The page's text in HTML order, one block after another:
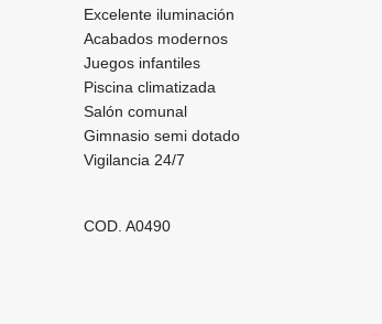
Excelente iluminación
Acabados modernos
Juegos infantiles
Piscina climatizada
Salón comunal
Gimnasio semi dotado
Vigilancia 24/7
COD. A0490